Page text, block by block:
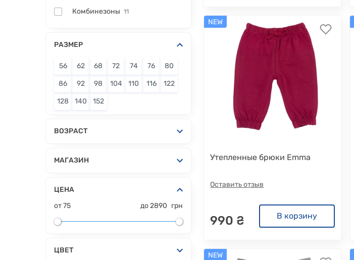
Комбинезоны 11
РАЗМЕР
56 62 68 72 74 76 80
86 92 98 104 110 116 122
128 140 152
ВОЗРАСТ
МАГАЗИН
ЦЕНА
от75 до 2890 грн
ЦВЕТ
NEW
Утепленные брюки Emma
Оставить отзыв
990 ₴ В корзину
NEW